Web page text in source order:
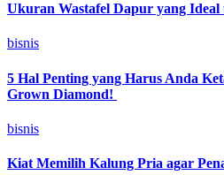
Ukuran Wastafel Dapur yang
bisnis
5 Hal Penting yang Harus Anda
Grown Diamond!
bisnis
Kiat Memilih Kalung Pria agar